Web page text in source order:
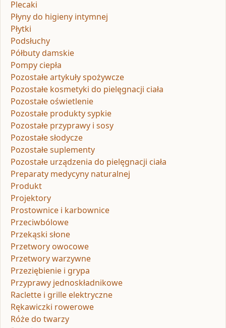
Plecaki
Płyny do higieny intymnej
Płytki
Podsłuchy
Półbuty damskie
Pompy ciepła
Pozostałe artykuły spożywcze
Pozostałe kosmetyki do pielęgnacji ciała
Pozostałe oświetlenie
Pozostałe produkty sypkie
Pozostałe przyprawy i sosy
Pozostałe słodycze
Pozostałe suplementy
Pozostałe urządzenia do pielęgnacji ciała
Preparaty medycyny naturalnej
Produkt
Projektory
Prostownice i karbownice
Przeciwbólowe
Przekąski słone
Przetwory owocowe
Przetwory warzywne
Przeziębienie i grypa
Przyprawy jednoskładnikowe
Raclette i grille elektryczne
Rękawiczki rowerowe
Róże do twarzy